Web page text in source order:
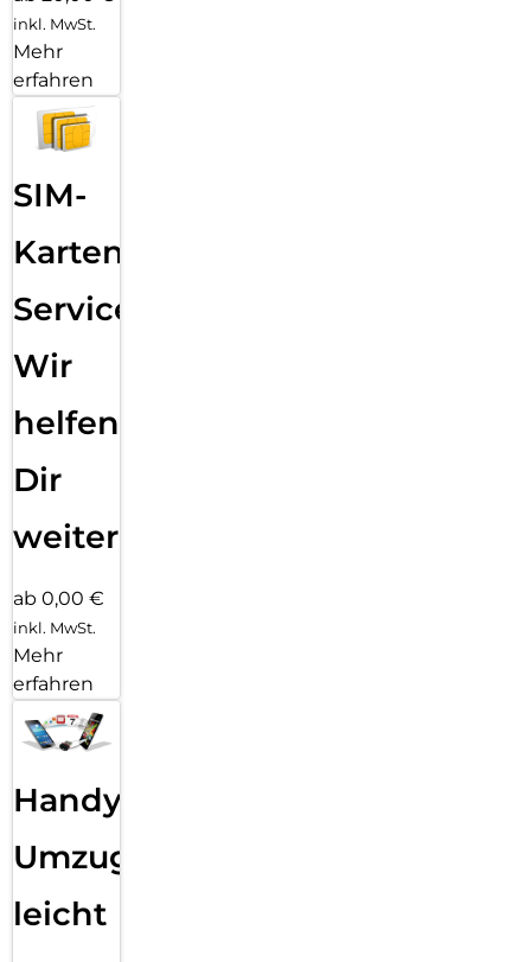
inkl. MwSt.
Mehr
erfahren
SIM-
Karten
Service:
Wir
helfen
Dir
weiter
ab 0,00 €
inkl. MwSt.
Mehr
erfahren
Handy
Umzug
leicht